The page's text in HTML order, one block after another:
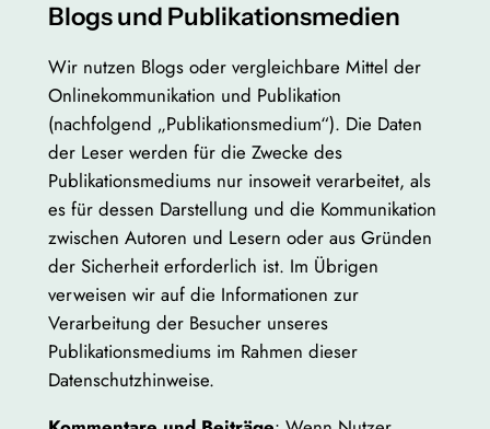
Blogs und Publikationsmedien
Wir nutzen Blogs oder vergleichbare Mittel der
Onlinekommunikation und Publikation
(nachfolgend „Publikationsmedium“). Die Daten
der Leser werden für die Zwecke des
Publikationsmediums nur insoweit verarbeitet, als
es für dessen Darstellung und die Kommunikation
zwischen Autoren und Lesern oder aus Gründen
der Sicherheit erforderlich ist. Im Übrigen
verweisen wir auf die Informationen zur
Verarbeitung der Besucher unseres
Publikationsmediums im Rahmen dieser
Datenschutzhinweise.